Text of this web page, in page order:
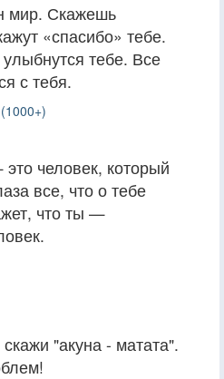
мир. Скажешь
«спасибо» тебе.
тебе. Все
с тебя.
человек, который
все, что о тебе
что ты —
"акуна - матата".